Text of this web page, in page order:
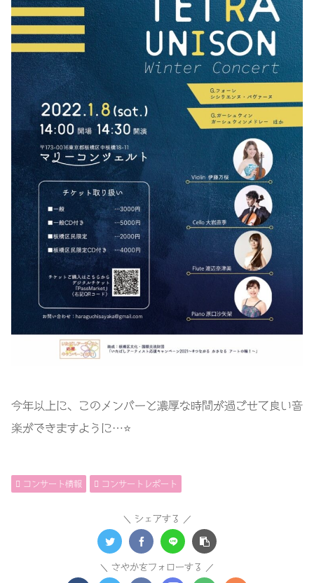
今年以上に、このメンバーと濃厚な時間が過ごせて良い音
楽ができますように…⭐️
コンサート情報 コンサートレポート
シェアする
さやかをフォローする